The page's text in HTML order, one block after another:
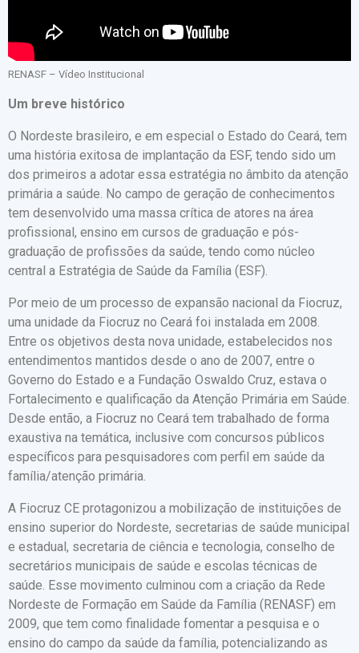
RENASF – Vídeo Institucional
Um breve histórico
O Nordeste brasileiro, e em especial o Estado do Ceará, tem
uma história exitosa de implantação da ESF, tendo sido um
dos primeiros a adotar essa estratégia no âmbito da atenção
primária a saúde. No campo de geração de conhecimentos
tem desenvolvido uma massa crítica de atores na área
profissional, ensino em cursos de graduação e pós-
graduação de profissões da saúde, tendo como núcleo
central a Estratégia de Saúde da Família (ESF).
Por meio de um processo de expansão nacional da Fiocruz,
uma unidade da Fiocruz no Ceará foi instalada em 2008.
Entre os objetivos desta nova unidade, estabelecidos nos
entendimentos mantidos desde o ano de 2007, entre o
Governo do Estado e a Fundação Oswaldo Cruz, estava o
Fortalecimento e qualificação da Atenção Primária em Saúde.
Desde então, a Fiocruz no Ceará tem trabalhado de forma
exaustiva na temática, inclusive com concursos públicos
específicos para pesquisadores com perfil em saúde da
família/atenção primária.
A Fiocruz CE protagonizou a mobilização de instituições de
ensino superior do Nordeste, secretarias de saúde municipal
e estadual, secretaria de ciência e tecnologia, conselho de
secretários municipais de saúde e escolas técnicas de
saúde. Esse movimento culminou com a criação da Rede
Nordeste de Formação em Saúde da Família (RENASF) em
2009, que tem como finalidade fomentar a pesquisa e o
ensino do campo da saúde da família, potencializando as